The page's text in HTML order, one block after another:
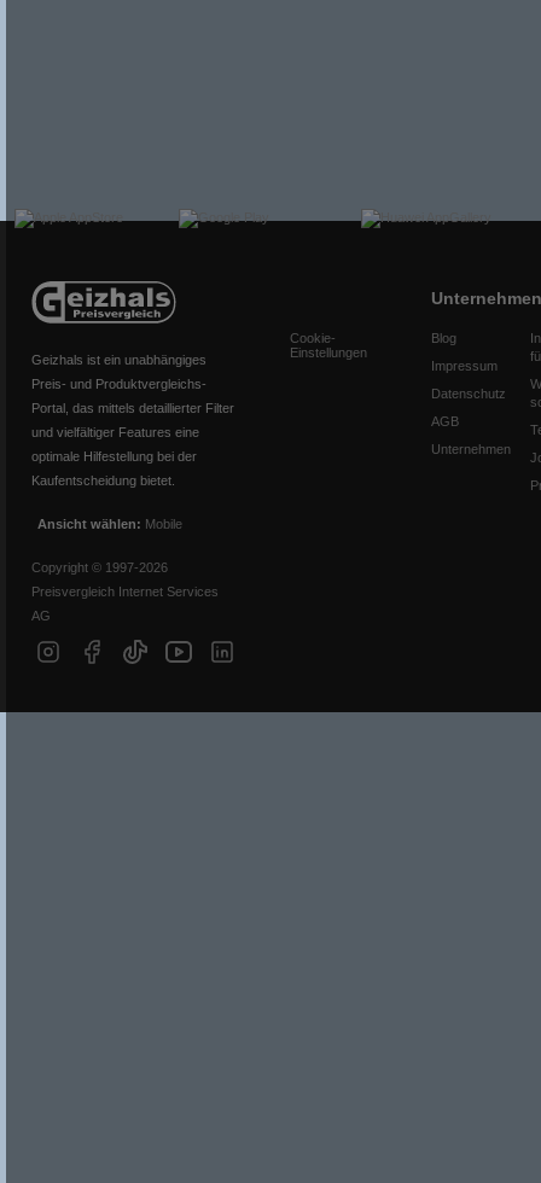
Geizhals ist ein unabhängiges
Preis- und Produktvergleichs-
Portal, das mittels detaillierter Filter
und vielfältiger Features eine
optimale Hilfestellung bei der
Kaufentscheidung bietet.
Ansicht wählen: Mobile
Copyright © 1997-2026
Preisvergleich Internet Services
AG
Cookie-
Einstellungen
Unternehmen
Blog
Impressum
Datenschutz
AGB
Unternehmen